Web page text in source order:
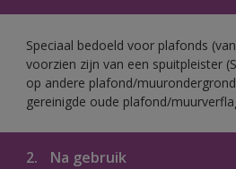
Speciaal bedoeld voor plafonds
voorzien zijn van een spuitpleister
op andere plafond/
gereinigde oude plafond/
2. Na gebruik